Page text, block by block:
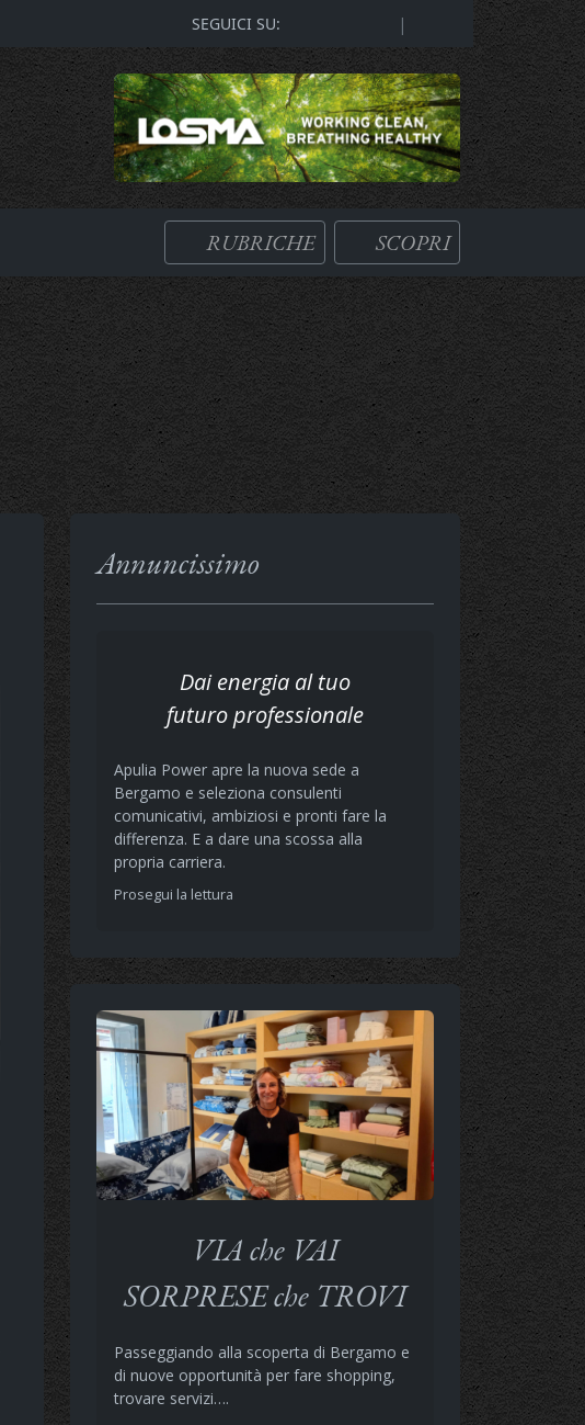
SEGUICI SU: |
RUBRICHE SCOPRI
Annuncissimo
Dai energia al tuo
futuro professionale
Apulia Power apre la nuova sede a
Bergamo e seleziona consulenti
comunicativi, ambiziosi e pronti fare la
differenza. E a dare una scossa alla
propria carriera.
Prosegui la lettura
VIA che VAI
SORPRESE che TROVI
Passeggiando alla scoperta di Bergamo e
di nuove opportunità per fare shopping,
trovare servizi….